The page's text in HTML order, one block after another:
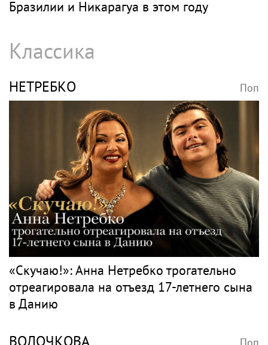
Бразилии и Никарагуа в этом году
Классика
НЕТРЕБКО Поп
«Скучаю!»: Анна Нетребко трогательно
отреагировала на отъезд 17-летнего сына
в Данию
ВОЛОЧКОВА